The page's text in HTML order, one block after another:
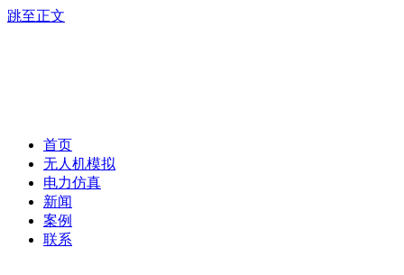
跳至正文
首页
无人机模拟
电力仿真
新闻
案例
联系